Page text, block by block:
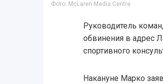
Фото: McLaren Media Centre
Руководитель
обвинения в адрес
спортивного
Накануне Марко